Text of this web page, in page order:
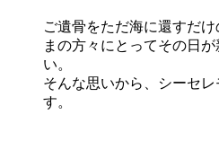
ご遺骨をただ海に還すだ
まの方々にとってその日
い。
そんな思いから、シーセ
す。